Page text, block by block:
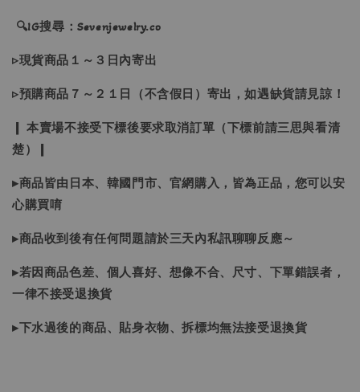
🔍IG搜尋：Sevenjewelry.co
▹現貨商品１～３日內寄出
▹預購商品７～２１日（不含假日）寄出，如遇缺貨請見諒！
❙ 本賣場不接受下標後要求取消訂單（下標前請三思與看清
楚）❙
▸商品皆由日本、韓國門市、官網購入，皆為正品，您可以安
心購買唷
▸商品收到後有任何問題請於三天內私訊聊聊反應～
▸若因商品色差、個人喜好、想像不合、尺寸、下單錯誤者，
一律不接受退換貨
▸下水過後的商品、貼身衣物、拆標均無法接受退換貨